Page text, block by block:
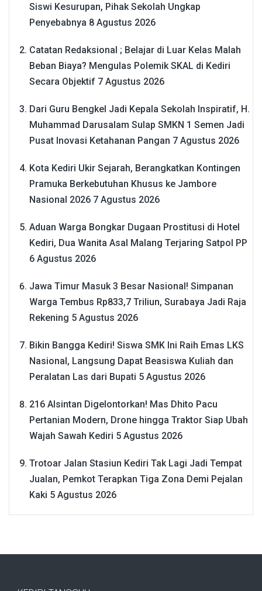
Siswi Kesurupan, Pihak Sekolah Ungkap
Penyebabnya 8 Agustus 2026
Catatan Redaksional ; Belajar di Luar Kelas Malah
Beban Biaya? Mengulas Polemik SKAL di Kediri
Secara Objektif 7 Agustus 2026
Dari Guru Bengkel Jadi Kepala Sekolah Inspiratif, H.
Muhammad Darusalam Sulap SMKN 1 Semen Jadi
Pusat Inovasi Ketahanan Pangan 7 Agustus 2026
Kota Kediri Ukir Sejarah, Berangkatkan Kontingen
Pramuka Berkebutuhan Khusus ke Jambore
Nasional 2026 7 Agustus 2026
Aduan Warga Bongkar Dugaan Prostitusi di Hotel
Kediri, Dua Wanita Asal Malang Terjaring Satpol PP
6 Agustus 2026
Jawa Timur Masuk 3 Besar Nasional! Simpanan
Warga Tembus Rp833,7 Triliun, Surabaya Jadi Raja
Rekening 5 Agustus 2026
Bikin Bangga Kediri! Siswa SMK Ini Raih Emas LKS
Nasional, Langsung Dapat Beasiswa Kuliah dan
Peralatan Las dari Bupati 5 Agustus 2026
216 Alsintan Digelontorkan! Mas Dhito Pacu
Pertanian Modern, Drone hingga Traktor Siap Ubah
Wajah Sawah Kediri 5 Agustus 2026
Trotoar Jalan Stasiun Kediri Tak Lagi Jadi Tempat
Jualan, Pemkot Terapkan Tiga Zona Demi Pejalan
Kaki 5 Agustus 2026